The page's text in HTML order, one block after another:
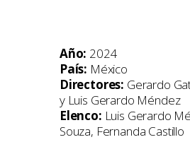
Año: 2024
País: México
Directores: Gerardo
y Luis Gerardo Méndez
Elenco: Luis Gerardo
Souza, Fernanda Castillo